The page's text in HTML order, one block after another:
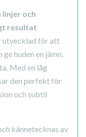
linjer och
resultat
utvecklad för att
huden en jämn,
Med en låg
den perfekt för
och subtil
kännetecknas av